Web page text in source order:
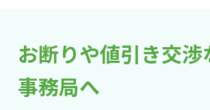
お断りや値引き交
事務局へ